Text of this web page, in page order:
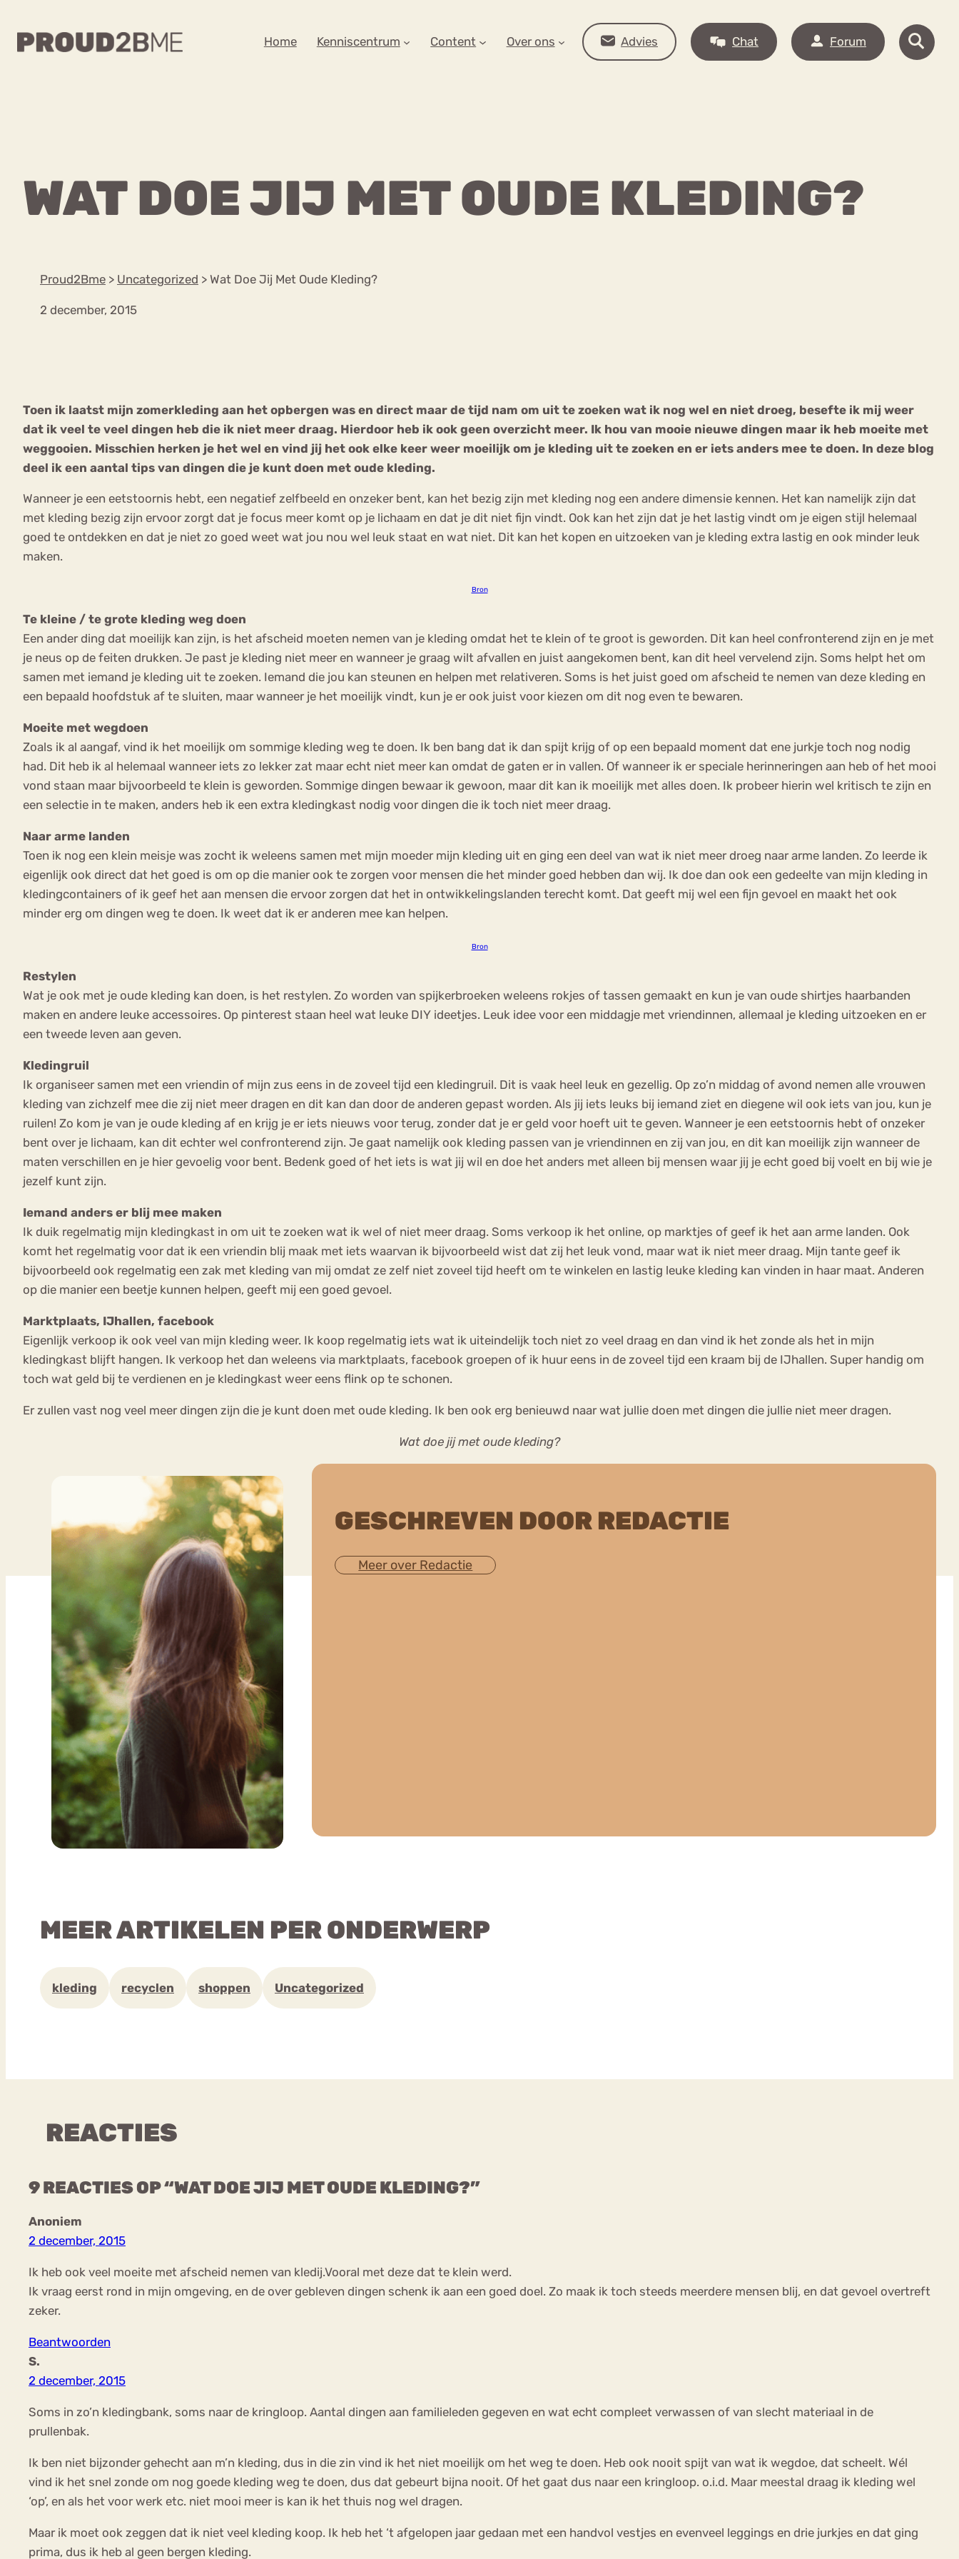
naar
Home Kenniscentrum Content Over ons Advies Chat Forum
WAT DOE JIJ MET OUDE KLEDING?
Proud2Bme > Uncategorized > Wat Doe Jij Met Oude Kleding?
2 december, 2015
Toen ik laatst mijn zomerkleding aan het opbergen was en direct maar de tijd nam om uit te zoeken wat ik nog wel en niet droeg, besefte ik mij weer
dat ik veel te veel dingen heb die ik niet meer draag. Hierdoor heb ik ook geen overzicht meer. Ik hou van mooie nieuwe dingen maar ik heb moeite met
weggooien. Misschien herken je het wel en vind jij het ook elke keer weer moeilijk om je kleding uit te zoeken en er iets anders mee te doen. In deze blog
deel ik een aantal tips van dingen die je kunt doen met oude kleding.
Wanneer je een eetstoornis hebt, een negatief zelfbeeld en onzeker bent, kan het bezig zijn met kleding nog een andere dimensie kennen. Het kan namelijk zijn dat
met kleding bezig zijn ervoor zorgt dat je focus meer komt op je lichaam en dat je dit niet fijn vindt. Ook kan het zijn dat je het lastig vindt om je eigen stijl helemaal
goed te ontdekken en dat je niet zo goed weet wat jou nou wel leuk staat en wat niet. Dit kan het kopen en uitzoeken van je kleding extra lastig en ook minder leuk
maken.
Bron
Te kleine / te grote kleding weg doen
Een ander ding dat moeilijk kan zijn, is het afscheid moeten nemen van je kleding omdat het te klein of te groot is geworden. Dit kan heel confronterend zijn en je met
je neus op de feiten drukken. Je past je kleding niet meer en wanneer je graag wilt afvallen en juist aangekomen bent, kan dit heel vervelend zijn. Soms helpt het om
samen met iemand je kleding uit te zoeken. Iemand die jou kan steunen en helpen met relativeren. Soms is het juist goed om afscheid te nemen van deze kleding en
een bepaald hoofdstuk af te sluiten, maar wanneer je het moeilijk vindt, kun je er ook juist voor kiezen om dit nog even te bewaren.
Moeite met wegdoen
Zoals ik al aangaf, vind ik het moeilijk om sommige kleding weg te doen. Ik ben bang dat ik dan spijt krijg of op een bepaald moment dat ene jurkje toch nog nodig
had. Dit heb ik al helemaal wanneer iets zo lekker zat maar echt niet meer kan omdat de gaten er in vallen. Of wanneer ik er speciale herinneringen aan heb of het mooi
vond staan maar bijvoorbeeld te klein is geworden. Sommige dingen bewaar ik gewoon, maar dit kan ik moeilijk met alles doen. Ik probeer hierin wel kritisch te zijn en
een selectie in te maken, anders heb ik een extra kledingkast nodig voor dingen die ik toch niet meer draag.
Naar arme landen
Toen ik nog een klein meisje was zocht ik weleens samen met mijn moeder mijn kleding uit en ging een deel van wat ik niet meer droeg naar arme landen. Zo leerde ik
eigenlijk ook direct dat het goed is om op die manier ook te zorgen voor mensen die het minder goed hebben dan wij. Ik doe dan ook een gedeelte van mijn kleding in
kledingcontainers of ik geef het aan mensen die ervoor zorgen dat het in ontwikkelingslanden terecht komt. Dat geeft mij wel een fijn gevoel en maakt het ook
minder erg om dingen weg te doen. Ik weet dat ik er anderen mee kan helpen.
Bron
Restylen
Wat je ook met je oude kleding kan doen, is het restylen. Zo worden van spijkerbroeken weleens rokjes of tassen gemaakt en kun je van oude shirtjes haarbanden
maken en andere leuke accessoires. Op pinterest staan heel wat leuke DIY ideetjes. Leuk idee voor een middagje met vriendinnen, allemaal je kleding uitzoeken en er
een tweede leven aan geven.
Kledingruil
Ik organiseer samen met een vriendin of mijn zus eens in de zoveel tijd een kledingruil. Dit is vaak heel leuk en gezellig. Op zo’n middag of avond nemen alle vrouwen
kleding van zichzelf mee die zij niet meer dragen en dit kan dan door de anderen gepast worden. Als jij iets leuks bij iemand ziet en diegene wil ook iets van jou, kun je
ruilen! Zo kom je van je oude kleding af en krijg je er iets nieuws voor terug, zonder dat je er geld voor hoeft uit te geven. Wanneer je een eetstoornis hebt of onzeker
bent over je lichaam, kan dit echter wel confronterend zijn. Je gaat namelijk ook kleding passen van je vriendinnen en zij van jou, en dit kan moeilijk zijn wanneer de
maten verschillen en je hier gevoelig voor bent. Bedenk goed of het iets is wat jij wil en doe het anders met alleen bij mensen waar jij je echt goed bij voelt en bij wie je
jezelf kunt zijn.
Iemand anders er blij mee maken
Ik duik regelmatig mijn kledingkast in om uit te zoeken wat ik wel of niet meer draag. Soms verkoop ik het online, op marktjes of geef ik het aan arme landen. Ook
komt het regelmatig voor dat ik een vriendin blij maak met iets waarvan ik bijvoorbeeld wist dat zij het leuk vond, maar wat ik niet meer draag. Mijn tante geef ik
bijvoorbeeld ook regelmatig een zak met kleding van mij omdat ze zelf niet zoveel tijd heeft om te winkelen en lastig leuke kleding kan vinden in haar maat. Anderen
op die manier een beetje kunnen helpen, geeft mij een goed gevoel.
Marktplaats, IJhallen, facebook
Eigenlijk verkoop ik ook veel van mijn kleding weer. Ik koop regelmatig iets wat ik uiteindelijk toch niet zo veel draag en dan vind ik het zonde als het in mijn
kledingkast blijft hangen. Ik verkoop het dan weleens via marktplaats, facebook groepen of ik huur eens in de zoveel tijd een kraam bij de IJhallen. Super handig om
toch wat geld bij te verdienen en je kledingkast weer eens flink op te schonen.
Er zullen vast nog veel meer dingen zijn die je kunt doen met oude kleding. Ik ben ook erg benieuwd naar wat jullie doen met dingen die jullie niet meer dragen.
Wat doe jij met oude kleding?
GESCHREVEN DOOR REDACTIE
Meer over Redactie
MEER ARTIKELEN PER ONDERWERP
kleding recyclen shoppen Uncategorized
REACTIES
9 REACTIES OP “WAT DOE JIJ MET OUDE KLEDING?”
Anoniem
2 december, 2015
Ik heb ook veel moeite met afscheid nemen van kledij.Vooral met deze dat te klein werd.
Ik vraag eerst rond in mijn omgeving, en de over gebleven dingen schenk ik aan een goed doel. Zo maak ik toch steeds meerdere mensen blij, en dat gevoel overtreft
zeker.
Beantwoorden
S.
2 december, 2015
Soms in zo’n kledingbank, soms naar de kringloop. Aantal dingen aan familieleden gegeven en wat echt compleet verwassen of van slecht materiaal in de
prullenbak.
Ik ben niet bijzonder gehecht aan m’n kleding, dus in die zin vind ik het niet moeilijk om het weg te doen. Heb ook nooit spijt van wat ik wegdoe, dat scheelt. Wél
vind ik het snel zonde om nog goede kleding weg te doen, dus dat gebeurt bijna nooit. Of het gaat dus naar een kringloop. o.i.d. Maar meestal draag ik kleding wel
‘op’, en als het voor werk etc. niet mooi meer is kan ik het thuis nog wel dragen.
Maar ik moet ook zeggen dat ik niet veel kleding koop. Ik heb het ‘t afgelopen jaar gedaan met een handvol vestjes en evenveel leggings en drie jurkjes en dat ging
prima, dus ik heb al geen bergen kleding.
Content
Over ons
WAAR BEN JE NAAR OP ZOEK?
Over proud2bme
Vacatures
Privacyverklaring
Boulimia Nervosa Eetstoornis Anorexia Nervosa Eetbuien Piekeren Sport
Trauma
Orthorexia
Afvallen Angst